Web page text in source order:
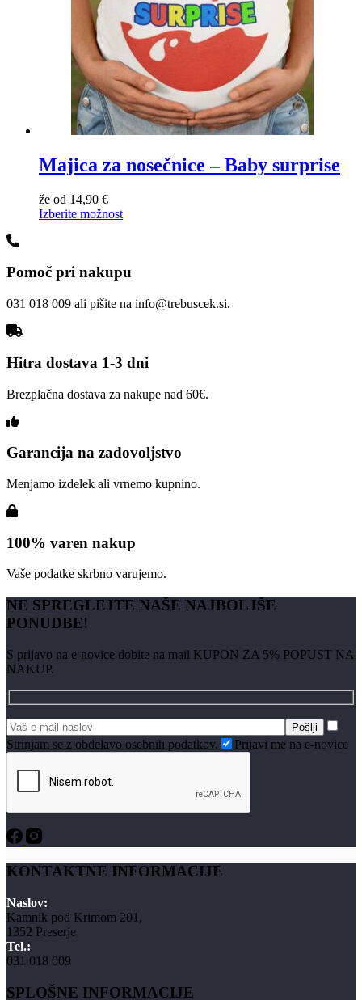
Majica za nosečnice – Baby surprise
že od 14,90 €
Izberite možnost
Pomoč pri nakupu
031 018 009 ali pišite na info@trebuscek.si.
Hitra dostava 1-3 dni
Brezplačna dostava za nakupe nad 60€.
Garancija na zadovoljstvo
Menjamo izdelek ali vrnemo kupnino.
100% varen nakup
Vaše podatke skrbno varujemo.
NE SPREGLEJTE NAŠE NAJBOLJŠE
PONUDBE!
S prijavo na e-novice dobite na mail KUPON ZA 5% POPUST NA
NAKUP.
Strinjam se z obdelavo osebnih podatkov. Prijavi me na e-novice
KONTAKTNE INFORMACIJE
Naslov:
Kamnik pod Krimom 201,
1352 Preserje
Tel.:
031 018 009
SPLOŠNE INFORMACIJE